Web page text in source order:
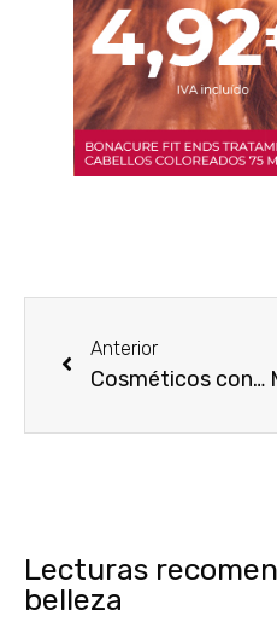
Anterior
Cosméticos con vitamina C: ventajas para tu piel
Lecturas
belleza